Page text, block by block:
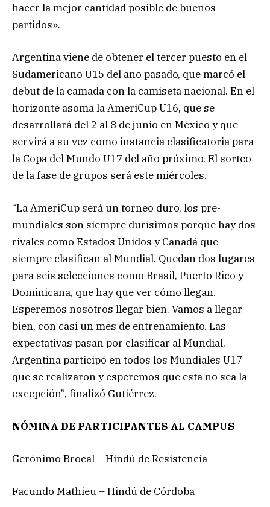
hacer la mejor cantidad posible de buenos
partidos».
Argentina viene de obtener el tercer puesto en el
Sudamericano U15 del año pasado, que marcó el
debut de la camada con la camiseta nacional. En el
horizonte asoma la AmeriCup U16, que se
desarrollará del 2 al 8 de junio en México y que
servirá a su vez como instancia clasificatoria para
la Copa del Mundo U17 del año próximo. El sorteo
de la fase de grupos será este miércoles.
“La AmeriCup será un torneo duro, los pre-
mundiales son siempre durísimos porque hay dos
rivales como Estados Unidos y Canadá que
siempre clasifican al Mundial. Quedan dos lugares
para seis selecciones como Brasil, Puerto Rico y
Dominicana, que hay que ver cómo llegan.
Esperemos nosotros llegar bien. Vamos a llegar
bien, con casi un mes de entrenamiento. Las
expectativas pasan por clasificar al Mundial,
Argentina participó en todos los Mundiales U17
que se realizaron y esperemos que esta no sea la
excepción”, finalizó Gutiérrez.
NÓMINA DE PARTICIPANTES AL CAMPUS
Gerónimo Brocal – Hindú de Resistencia
Facundo Mathieu – Hindú de Córdoba